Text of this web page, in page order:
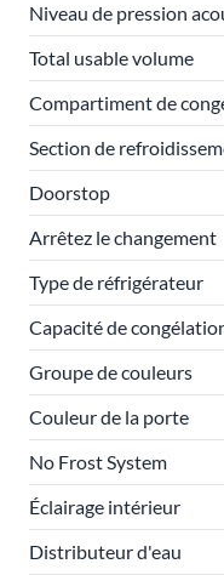
Niveau de pression
Total usable volume
Compartiment de
Section de
Doorstop
Arrêtez le changement
Type de réfrigérateur
Capacité de
Groupe de couleurs
Couleur de la porte
No Frost System
Éclairage intérieur
Distributeur d'eau